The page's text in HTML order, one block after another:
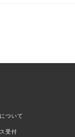
ついて
受付